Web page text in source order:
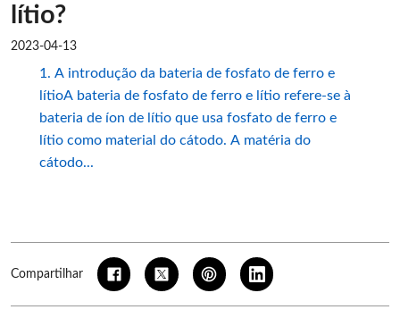
lítio?
2023-04-13
1. A introdução da bateria de fosfato de ferro e
lítioA bateria de fosfato de ferro e lítio refere-se à
bateria de íon de lítio que usa fosfato de ferro e
lítio como material do cátodo. A matéria do
cátodo...
Compartilhar